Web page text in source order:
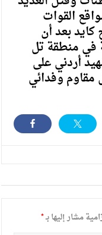
القوات
بعد أن
في منطقة تل
أردني على
مقاوم وفدائي
مشار إليها بـ*